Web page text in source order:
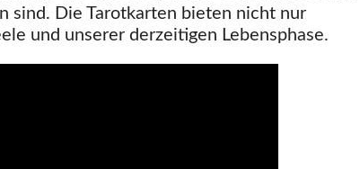
sind. Die Tarotkarten bieten nicht nur
und unserer derzeitigen Lebensphase.